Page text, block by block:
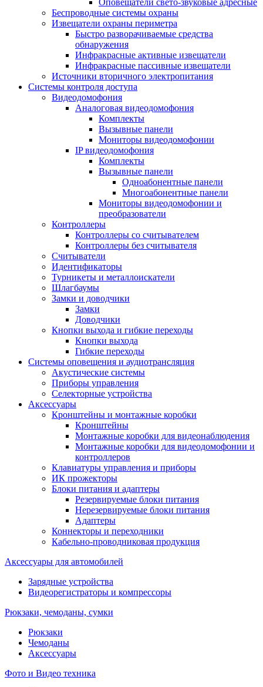
Беспроводные системы охраны
Извещатели охраны периметра
Быстро разворачиваемые средства
обнаружения
Инфракрасные активные извещатели
Инфракрасные пассивные извещатели
Источники вторичного электропитания
Системы контроля доступа
Видеодомофония
Аналоговая видеодомофония
Комплекты
Вызывные панели
Мониторы видеодомофонии
IP видеодомофония
Комплекты
Вызывные панели
Одноабонентные панели
Многоабонентные панели
Мониторы видеодомофонии и
преобразователи
Контроллеры
Контроллеры со считывателем
Контроллеры без считывателя
Считыватели
Идентификаторы
Турникеты и металлоискатели
Шлагбаумы
Замки и доводчики
Замки
Доводчики
Кнопки выхода и гибкие переходы
Кнопки выхода
Гибкие переходы
Системы оповещения и аудиотрансляция
Акустические системы
Приборы управления
Селекторные устройства
Аксессуары
Кронштейны и монтажные коробки
Кронштейны
Монтажные коробки для видеонаблюдения
Монтажные коробки для видеодомофонии и
контроллеров
Клавиатуры управления и приборы
ИК прожекторы
Блоки питания и адаптеры
Резервируемые блоки питания
Нерезервируемые блоки питания
Адаптеры
Коннекторы и переходники
Кабельно-проводниковая продукция
Аксессуары для автомобилей
Зарядные устройства
Видеорегистраторы и компрессоры
Рюкзаки, чемоданы, сумки
Рюкзаки
Чемоданы
Аксессуары
Фото и Видео техника